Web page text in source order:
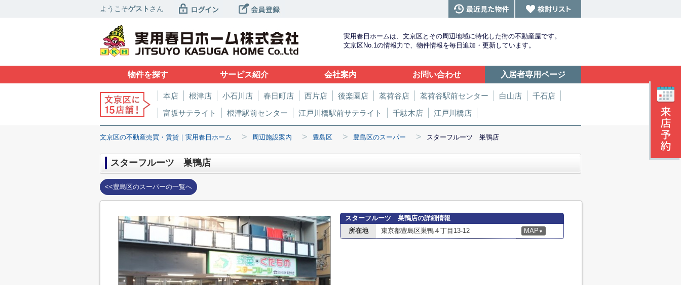
ようこそゲスト さん
実用春日ホームは、文京区とその周辺地域に特化した街の不動産屋です。
文京区No.1の情報力で、物件情報を毎日追加・更新しています。
物件を探す サービス紹介 会社案内 お問い合わせ 入居者専用ページ
本店 根津店 小石川店 春日町店 西片店 後楽園店 茗荷谷店 茗荷谷駅前センター 白山店
千石店
富坂サテライト
根津駅前センター 江戸川橋駅前サテライト 千駄木店 江戸川橋店
文京区の不動産売買・賃貸｜実用春日ホーム > 周辺施設案内 > 豊島区 > 豊島区のスーパー > スターフルーツ 巣鴨店
スターフルーツ 巣鴨店
<<豊島区のスーパーの一覧へ
スターフルーツ 巣鴨店の詳細情報
所在地
東京都豊島区巣鴨４丁目13-12 MAP ▼